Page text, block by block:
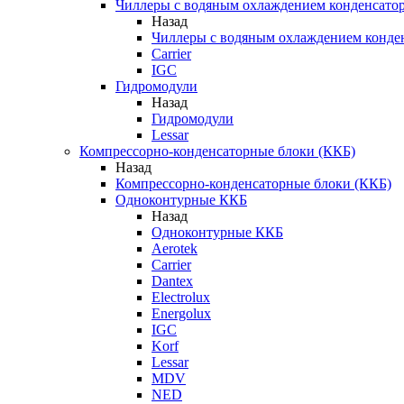
Чиллеры с водяным охлаждением
Назад
Чиллеры с водяным охлаждением
Carrier
IGC
Гидромодули
Назад
Гидромодули
Lessar
Компрессорно-конденсаторные блоки (ККБ)
Назад
Компрессорно-конденсаторные блоки (ККБ)
Одноконтурные ККБ
Назад
Одноконтурные ККБ
Aerotek
Carrier
Dantex
Electrolux
Energolux
IGC
Korf
Lessar
MDV
NED